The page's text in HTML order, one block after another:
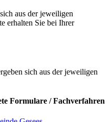
aus der jeweiligen
erhalten Sie bei Ihrer
sich aus der jeweiligen
Formulare / Fachverfahren